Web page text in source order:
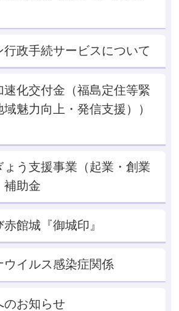
行政手続サービスについて
速化交付金（福島定住等緊
魅力向上・発信支援））
ょう支援事業（起業・創業
補助金
館城『御城印』
ウイルス感染症関係
のお知らせ